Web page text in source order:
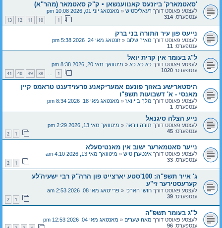
'סאטמארק' ביזנעס קאנווענשאן ▪︎ ק"ק סאטמאר (מהר"א)
לעצטע פאוסט דורך רעאליסטיש « מאנטאג יוני 01, 2026 10:08 pm
ענטפערס: 314
1
10
11
12
13
נייעס פון עיר התורה בני ברק
לעצטע פאוסט דורך מאיר שלום « זונטאג מאי 24, 2026 5:38 pm
ענטפערס: 11
ל"ג בעומר אין קרית יואל
לעצטע פאוסט דורך כא כא כא « מיטוואך מאי 20, 2026 8:38 pm
ענטפערס: 1020
1
…
38
39
40
41
היסטארישע באזוך פונעם אמעריקאנע פרעזידענט טראמפ קיין
מאנסי - א' דשבועות תשפ"ו
לעצטע פאוסט דורך מלך בייוואז « מאנטאג מאי 18, 2026 8:34 pm
ענטפערס: 1
נייע הצלה סיגנאל
לעצטע פאוסט דורך תורה ויראה « מיטוואך מאי 13, 2026 2:29 pm
ענטפערס: 45
1
2
נייער סאטמארער ישוב אין מאנטיסעלא
לעצטע פאוסט דורך אינטערן טיש « מיטוואך מאי 13, 2026 4:10 am
ענטפערס: 33
1
2
ג' אייר תשפ"ה: 100'סטע יארצייט פון הרה"ק רבי ישעיה'לע
קערעסטירער זי"ע
לעצטע פאוסט דורך חושי הארכי « פרייטאג מאי 08, 2026 2:53 am
ענטפערס: 39
1
2
ל''ג בעומר תשפ''ה
לעצטע פאוסט דורך מאה שערים « מאנטאג מאי 04, 2026 12:53 pm
ענטפערס: 96